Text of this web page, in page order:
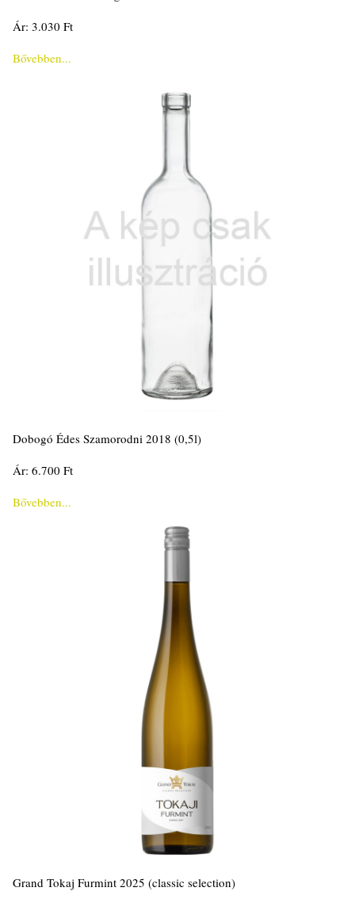
Ár: 3.030 Ft
Bővebben...
Dobogó Édes Szamorodni 2018 (0,5l)
Ár: 6.700 Ft
Bővebben...
Grand Tokaj Furmint 2025 (classic selection)